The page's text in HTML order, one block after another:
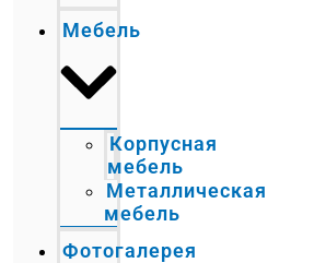
Мебель
Корпусная
мебель
Металлическая
мебель
Фотогалерея